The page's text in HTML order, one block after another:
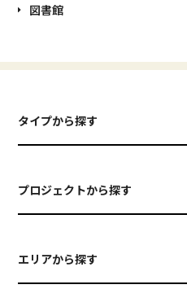
図書館
タイプから探す
プロジェクトから探す
エリアから探す